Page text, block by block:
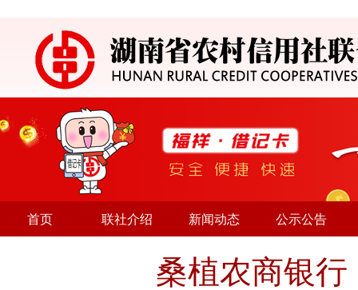
首页 联社介绍 新闻动态 公示公告
桑植农商银